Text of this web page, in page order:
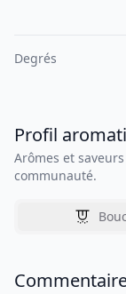
Degrés
Profil
Arômes et
communauté.